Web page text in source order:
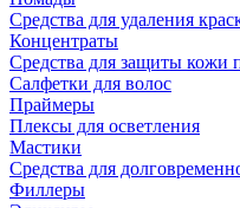
Средства для удаления
Концентраты
Средства для защиты кожи
Салфетки для волос
Праймеры
Плексы для осветления
Мастики
Средства для
Филлеры